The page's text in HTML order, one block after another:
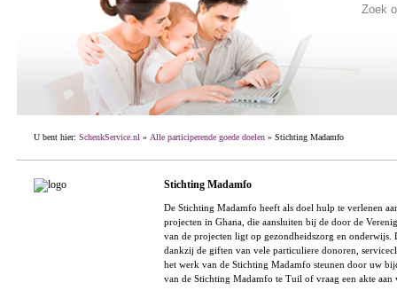
Zoek
U bent hier: SchenkService.nl » Alle participerende goede doelen» Stichting Madamfo
Stichting Madamfo
De Stichting Madamfo heeft als doel hulp te verlenen
projecten in Ghana, die aansluiten bij de door de
van de projecten ligt op gezondheidszorg en
dankzij de giften van vele particuliere donoren,
het werk van de Stichting Madamfo steunen door uw
van de Stichting Madamfo te Tuil of vraag een akte aan